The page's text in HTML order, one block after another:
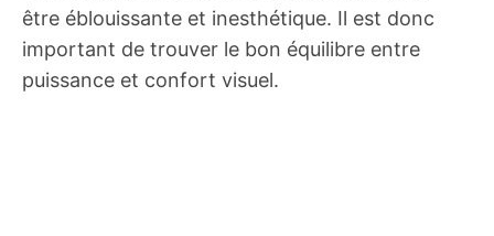
être éblouissante et inesthétique. Il est donc
important de trouver le bon équilibre entre
puissance et confort visuel.